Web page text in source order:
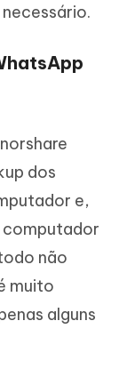
dos
e,
computador
não
muito
alguns